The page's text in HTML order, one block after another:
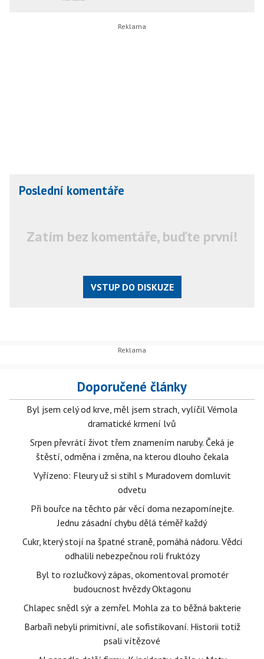
Poslední komentáře
Zatím bez komentáře, buďte první!
VSTUP DO DISKUZE
Doporučené články
Byl jsem celý od krve, měl jsem strach, vylíčil Vémola
dramatické krmení lvů
Srpen převrátí život třem znamením naruby. Čeká je
štěstí, odměna i změna, na kterou dlouho čekala
Vyřízeno: Fleury už si stihl s Muradovem domluvit
odvetu
Při bouřce na těchto pár věcí doma nezapomínejte.
Jednu zásadní chybu dělá téměř každý
Cukr, který stojí na špatné straně, pomáhá nádoru. Vědci
odhalili nebezpečnou roli fruktózy
Byl to rozlučkový zápas, okomentoval promotér
budoucnost hvězdy Oktagonu
Chlapec snědl sýr a zemřel. Mohla za to běžná bakterie
Barbaři nebyli primitivní, ale sofistikovaní. Historii totiž
psali vítězové